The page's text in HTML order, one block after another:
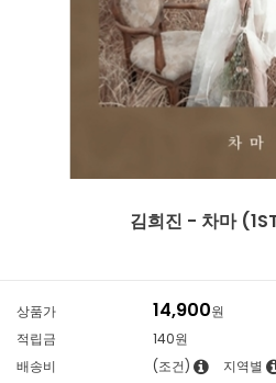
김희진 - 차마
상품가 14,900원
적립금
140원
배송비
(조건)
지역별